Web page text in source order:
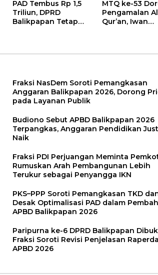
PAD Tembus Rp 1,5
Triliun, DPRD
Balikpapan Tetap
MTQ ke-53
Pengamalan
Qur’an, Iwan
Fraksi NasDem Soroti Pemangkasan
Anggaran Balikpapan 2026, Dorong
pada Layanan Publik
Budiono Sebut APBD Balikpapan 2026
Terpangkas, Anggaran Pendidikan
Naik
Fraksi PDI Perjuangan Meminta
Rumuskan Arah Pembangunan Lebih
Terukur sebagai Penyangga IKN
PKS–PPP Soroti Pemangkasan TKD
Desak Optimalisasi PAD dalam
APBD Balikpapan 2026
Paripurna ke-6 DPRD Balikpapan
Fraksi Soroti Revisi Penjelasan Raperda
APBD 2026